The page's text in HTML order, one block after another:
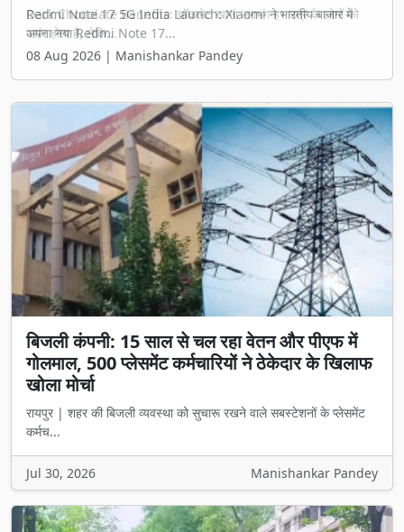
Dark Chocolate Benefits: चॉकलेट खाना लगभग हर उम्र के लोगों को
पसंद होता है, लेकि...
08 Aug 2026 | Manishankar Pandey
बिजली कंपनी: 15 साल से चल रहा वेतन और पीएफ में
गोलमाल, 500 प्लेसमेंट कर्मचारियों ने ठेकेदार के खिलाफ
खोला मोर्चा
रायपुर | शहर की बिजली व्यवस्था को सुचारू रखने वाले सबस्टेशनों के प्लेसमेंट
कर्मच...
Jul 30, 2026 Manishankar Pandey